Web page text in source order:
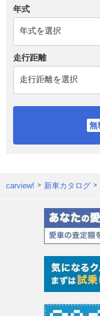
年式
走行距離
carview! 新車カタログ